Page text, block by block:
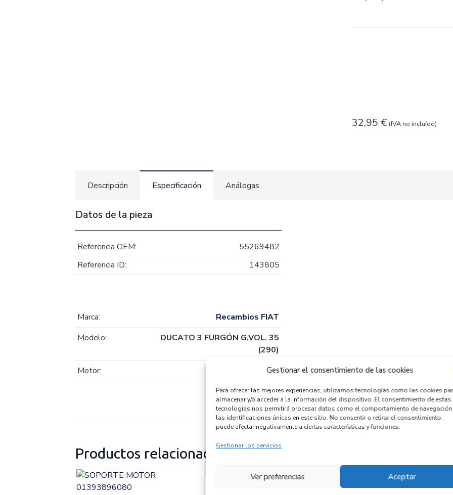
Gestionar el consentimiento de las cookies
Para ofrecer las mejores experiencias, utilizamos tecnologías como las cookies
almacenar y/o acceder a la información del dispositivo. El consentimiento de estas
tecnologías nos permitirá procesar datos como el comportamiento de
las identificaciones únicas en este sitio. No consentir o retirar el consentimiento,
puede afectar negativamente a ciertas características y funciones.
Gestionar los servicios
Aceptar
Ver preferencias
32,95 € (IVA no incluído)
Descripción Especificación Análogas
Datos de la pieza
Referencia OEM:
55269482
Referencia ID:
143805
Marca:
Recambios FIAT
Modelo:
DUCATO 3 FURGÓN G.VOL. 35
(290)
Motor:
F1AGL411D
Productos relacionados